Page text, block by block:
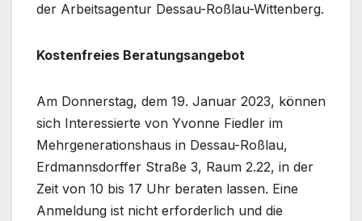
der Arbeitsagentur Dessau-Roßlau-Wittenberg.
Kostenfreies Beratungsangebot
Am Donnerstag, dem 19. Januar 2023, können
sich Interessierte von Yvonne Fiedler im
Mehrgenerationshaus in Dessau-Roßlau,
Erdmannsdorffer Straße 3, Raum 2.22, in der
Zeit von 10 bis 17 Uhr beraten lassen. Eine
Anmeldung ist nicht erforderlich und die